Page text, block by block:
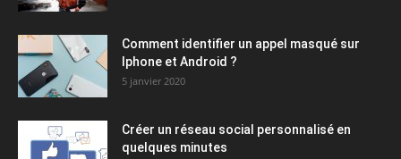
Comment identifier un appel masqué sur
Iphone et Android ?
5 janvier 2020
Créer un réseau social personnalisé en
quelques minutes